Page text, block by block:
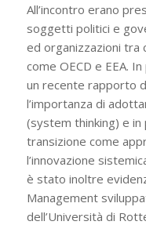
All’incontro erano
soggetti politici e
ed organizzazioni tra
come OECD e EEA.
un recente rapporto
l’importanza di
(system thinking) e in
transizione come
l’innovazione
è stato inoltre
Management
dell’Università di